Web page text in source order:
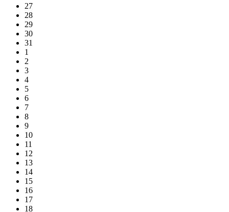
27
28
29
30
31
1
2
3
4
5
6
7
8
9
10
11
12
13
14
15
16
17
18